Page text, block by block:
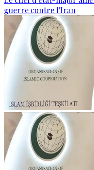
guerre contre l'Iran